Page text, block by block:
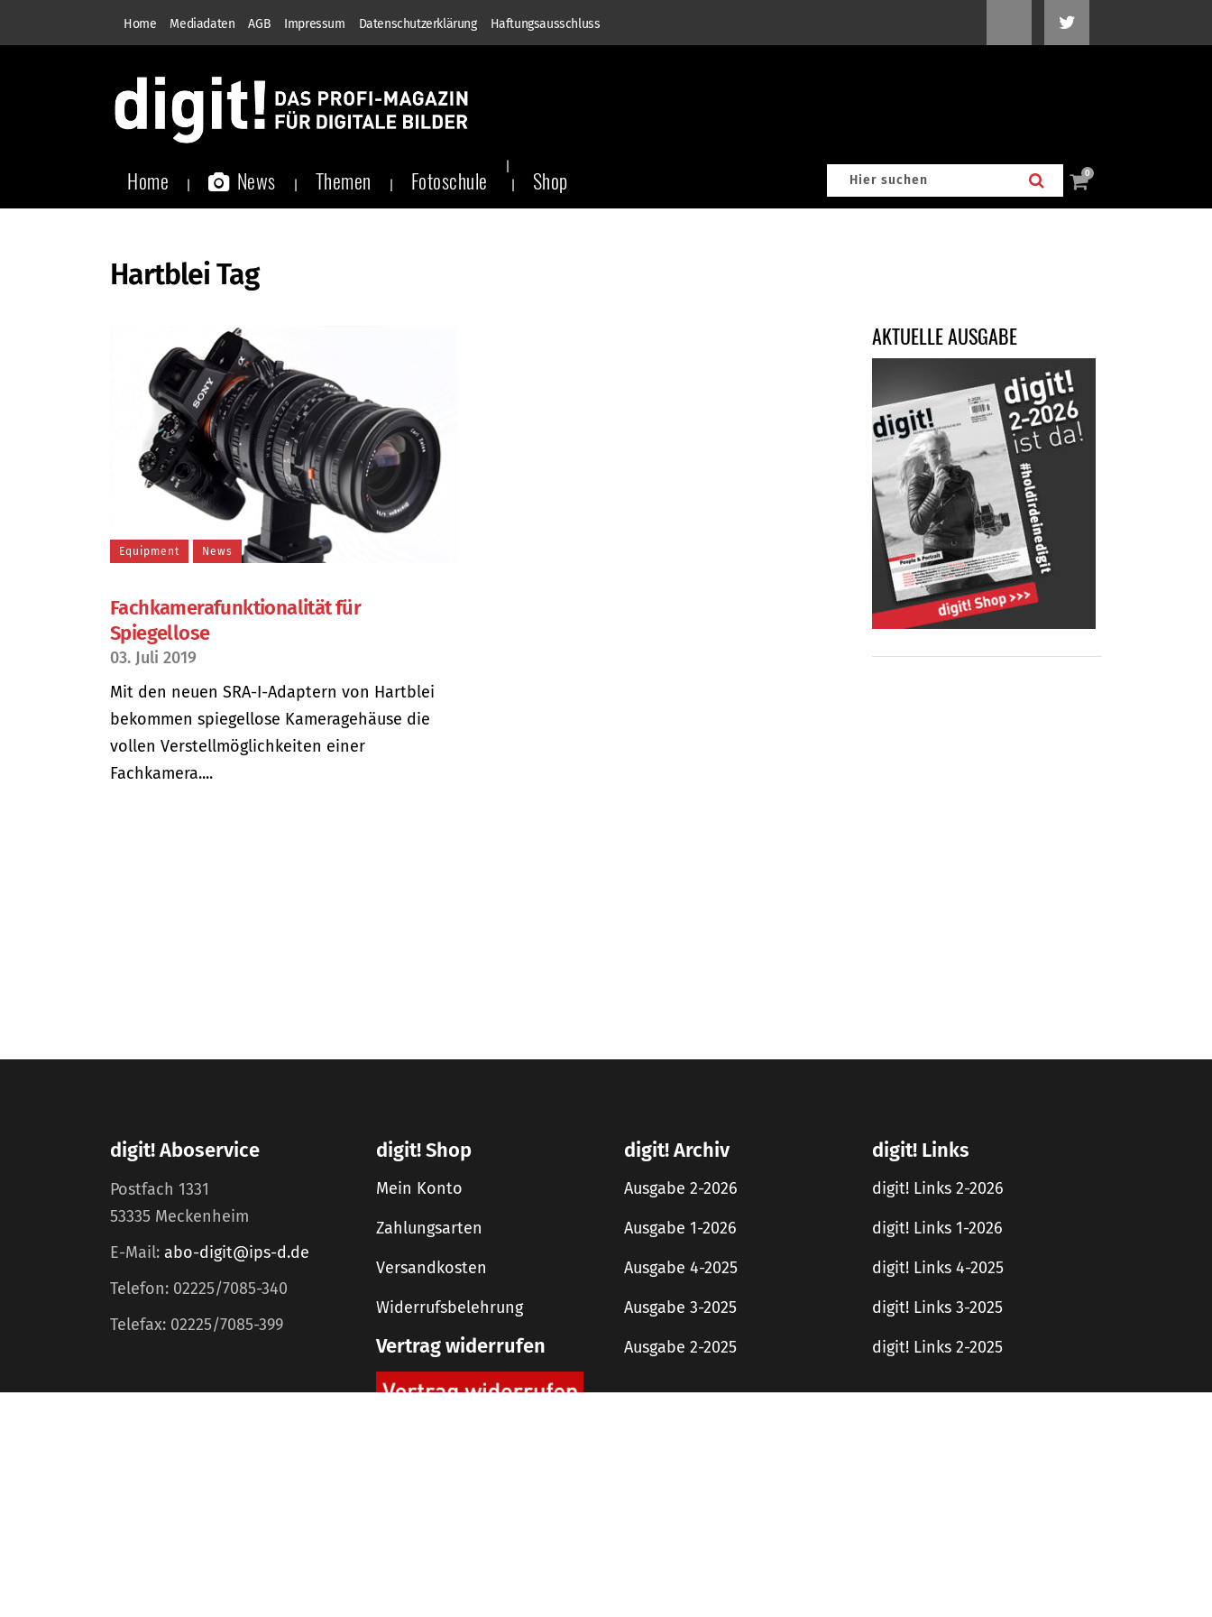
Home Mediadaten AGB Impressum Datenschutzerklärung Haftungsausschluss
Home News Themen Fotoschule Shop 0
Hartblei Tag
Equipment News
Fachkamerafunktionalität für
Spiegellose
03. Juli 2019
Mit den neuen SRA-I-Adaptern von Hartblei
bekommen spiegellose Kameragehäuse die
vollen Verstellmöglichkeiten einer
Fachkamera....
AKTUELLE AUSGABE
digit! Aboservice
Postfach 1331
53335 Meckenheim
E-Mail: abo-digit@ips-d.de
Telefon: 02225/7085-340
Telefax: 02225/7085-399
digit! Shop
Mein Konto
Zahlungsarten
Versandkosten
Widerrufsbelehrung
Vertrag widerrufen
digit! Archiv
Ausgabe 2-2026
Ausgabe 1-2026
Ausgabe 4-2025
Ausgabe 3-2025
Ausgabe 2-2025
digit! Links
digit! Links 2-2026
digit! Links 1-2026
digit! Links 4-2025
digit! Links 3-2025
digit! Links 2-2025